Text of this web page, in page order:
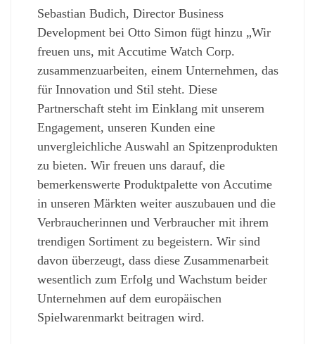
Sebastian Budich, Director Business
Development bei Otto Simon fügt hinzu „Wir
freuen uns, mit Accutime Watch Corp.
zusammenzuarbeiten, einem Unternehmen, das
für Innovation und Stil steht. Diese
Partnerschaft steht im Einklang mit unserem
Engagement, unseren Kunden eine
unvergleichliche Auswahl an Spitzenprodukten
zu bieten. Wir freuen uns darauf, die
bemerkenswerte Produktpalette von Accutime
in unseren Märkten weiter auszubauen und die
Verbraucherinnen und Verbraucher mit ihrem
trendigen Sortiment zu begeistern. Wir sind
davon überzeugt, dass diese Zusammenarbeit
wesentlich zum Erfolg und Wachstum beider
Unternehmen auf dem europäischen
Spielwarenmarkt beitragen wird.